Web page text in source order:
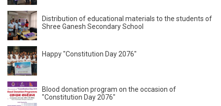
Distribution of educational materials to the students of
Shree Ganesh Secondary School
Happy "Constitution Day 2076"
Blood donation program on the occasion of
"Constitution Day 2076"